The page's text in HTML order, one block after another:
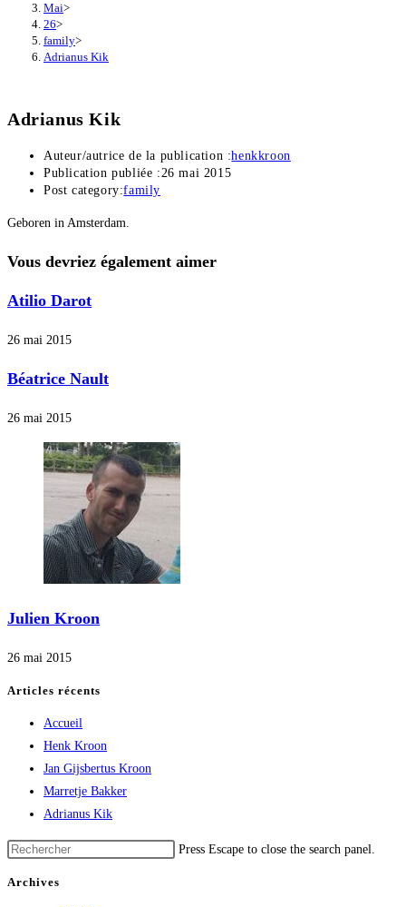
Mai>
26>
family>
Adrianus Kik
Adrianus Kik
Auteur/autrice de la publication :henkkroon
Publication publiée : 26 mai 2015
Post category:family
Geboren in Amsterdam.
Vous devriez également aimer
Atilio Darot
26 mai 2015
Béatrice Nault
26 mai 2015
Julien Kroon
26 mai 2015
Articles récents
Accueil
Henk Kroon
Jan Gijsbertus Kroon
Marretje Bakker
Adrianus Kik
Press Escape to close the search panel.
Archives